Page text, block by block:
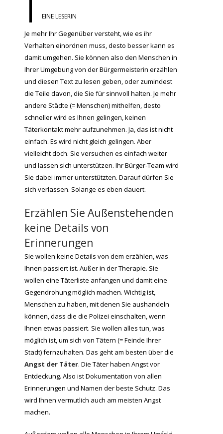
EINE LESERIN
Je mehr Ihr Gegenüber versteht, wie es ihr
Verhalten einordnen muss, desto besser kann es
damit umgehen. Sie können also den Menschen in
Ihrer Umgebung von der Bürgermeisterin erzählen
und diesen Text zu lesen geben, oder zumindest
die Teile davon, die Sie für sinnvoll halten. Je mehr
andere Städte (= Menschen) mithelfen, desto
schneller wird es Ihnen gelingen, keinen
Täterkontakt mehr aufzunehmen. Ja, das ist nicht
einfach. Es wird nicht gleich gelingen. Aber
vielleicht doch. Sie versuchen es einfach weiter
und lassen sich unterstützen. Ihr Bürger-Team wird
Sie dabei immer unterstützten. Darauf dürfen Sie
sich verlassen. Solange es eben dauert.
Erzählen Sie Außenstehenden
keine Details von
Erinnerungen
Sie wollen keine Details von dem erzählen, was
Ihnen passiert ist. Außer in der Therapie. Sie
wollen eine Täterliste anfangen und damit eine
Gegendrohung möglich machen. Wichtig ist,
Menschen zu haben, mit denen Sie aushandeln
können, dass die die Polizei einschalten, wenn
Ihnen etwas passiert. Sie wollen alles tun, was
möglich ist, um sich von Tätern (= Feinde Ihrer
Stadt) fernzuhalten. Das geht am besten über die
Angst der Täter. Die Täter haben Angst vor
Entdeckung. Also ist Dokumentation von allen
Erinnerungen und Namen der beste Schutz. Das
wird Ihnen vermutlich auch am meisten Angst
machen.